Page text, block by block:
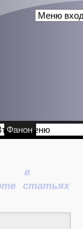
Фанон
в
статьях